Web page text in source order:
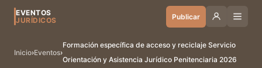
EVENTOS
JURÍDICOS
Publicar
Inicio›Eventos›
Formación específica de acceso y reciclaje Servicio
Orientación y Asistencia Jurídico Penitenciaria 2026